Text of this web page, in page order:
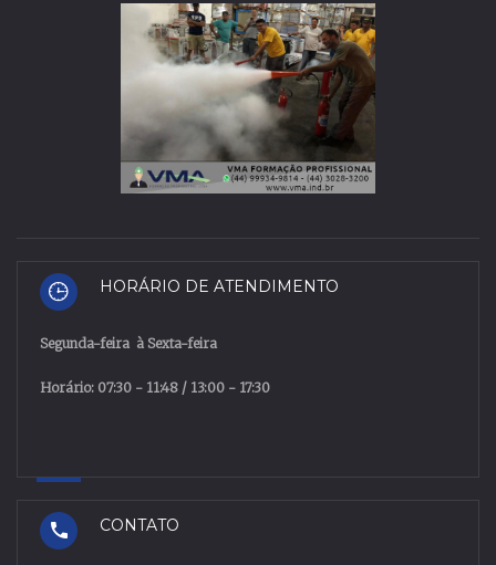
HORÁRIO DE ATENDIMENTO
Segunda-feira à Sexta-feira
Horário: 07:30 - 11:48 / 13:00 - 17:30
CONTATO